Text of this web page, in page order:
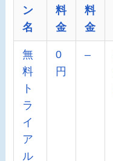
ン
名
料
金
料
金
無
料
ト
ラ
イ
ア
ル
0
円
–